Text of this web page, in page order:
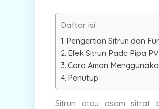
Daftar isi
Pengertian Sitrun dan
Efek Sitrun Pada Pipa
Cara Aman
Penutup
Sitrun atau asam sitrat